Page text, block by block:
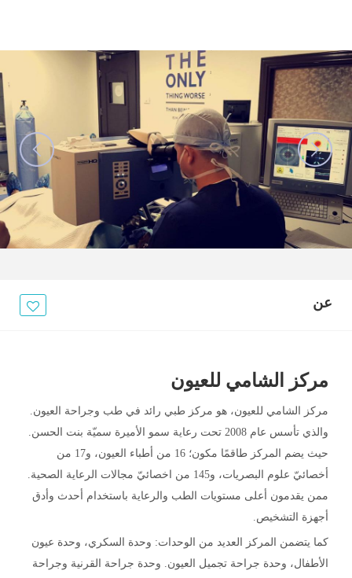
عن
مركز الشامي للعيون
مركز الشامي للعيون، هو مركز طبي رائد في طب وجراحة العيون.
والذي تأسس عام 2008 تحت رعاية سمو الأميرة سميّة بنت الحسن.
حيث يضم المركز طاقمًا مكون؛ 16 من أطباء العيون، و17 من
أخصائيّ علوم البصريات، و145 من اخصائيّ مجالات الرعاية الصحية.
ممن يقدمون أعلى مستويات الطب والرعاية باستخدام أحدث وأدق
أجهزة التشخيص.
كما يتضمن المركز العديد من الوحدات: وحدة السكري، وحدة عيون
الأطفال، وحدة جراحة تجميل العيون. وحدة جراحة القرنية وجراحة